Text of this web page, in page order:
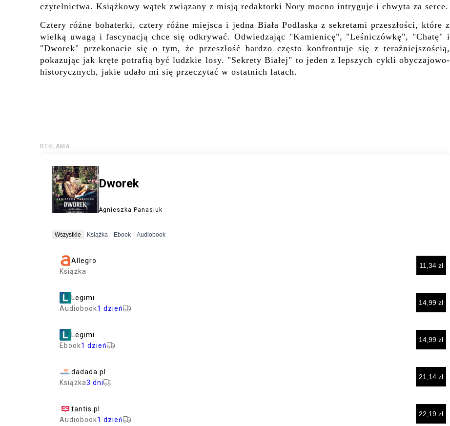
czytelnictwa. Książkowy wątek związany z misją redaktorki Nory mocno intryguje i chwyta za serce.
Cztery różne bohaterki, cztery różne miejsca i jedna Biała Podlaska z sekretami przeszłości, które z
wielką uwagą i fascynacją chce się odkrywać. Odwiedzając "Kamienicę", "Leśniczówkę", "Chatę" i
"Dworek" przekonacie się o tym, że przeszłość bardzo często konfrontuje się z teraźniejszością,
pokazując jak kręte potrafią być ludzkie losy. "Sekrety Białej" to jeden z lepszych cykli obyczajowo-
historycznych, jakie udało mi się przeczytać w ostatnich latach.